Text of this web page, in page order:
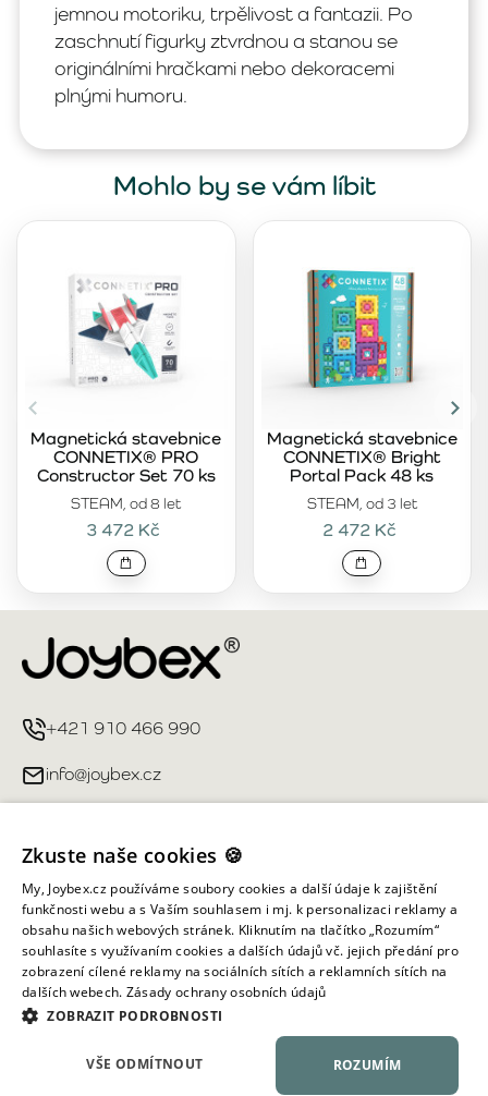
jemnou motoriku, trpělivost a fantazii. Po
zaschnutí figurky ztvrdnou a stanou se
originálními hračkami nebo dekoracemi
plnými humoru.
Mohlo by se vám líbit
STEAM, od 8 let
Magnetická stavebnice
CONNETIX® PRO
Constructor Set 70 ks
3 472 Kč
STEAM, od 3 let
Magnetická stavebnice
CONNETIX® Bright
Portal Pack 48 ks
2 472 Kč
+421 910 466 990
info@joybex.cz
Můj účet
Informace obchodu
Všechna práva vyhrazena ©
Zkuste naše cookies 🍪
My, Joybex.cz používáme soubory cookies a další údaje k zajištění
funkčnosti webu a s Vaším souhlasem i mj. k personalizaci reklamy a
obsahu našich webových stránek. Kliknutím na tlačítko „Rozumím“
souhlasíte s využívaním cookies a dalších údajů vč. jejich předání pro
zobrazení cílené reklamy na sociálních sítích a reklamních sítích na
dalších webech. Zásady ochrany osobních údajů
ZOBRAZIT PODROBNOSTI
ROZUMÍM
VŠE ODMÍTNOUT